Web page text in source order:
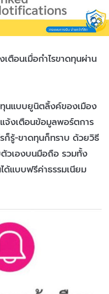
อนเมื่อกำไรขาดทุนผ่าน
นแบบยูนิตลิ้งค์ของเมือง
จ้งเตือนข้อมูลพอร์ตการ
รู้-ขาดทุนก็ทราบ ด้วยวิธี
วเองบนมือถือ รวมทั้ง
แบบฟรีค่าธรรมเนียม